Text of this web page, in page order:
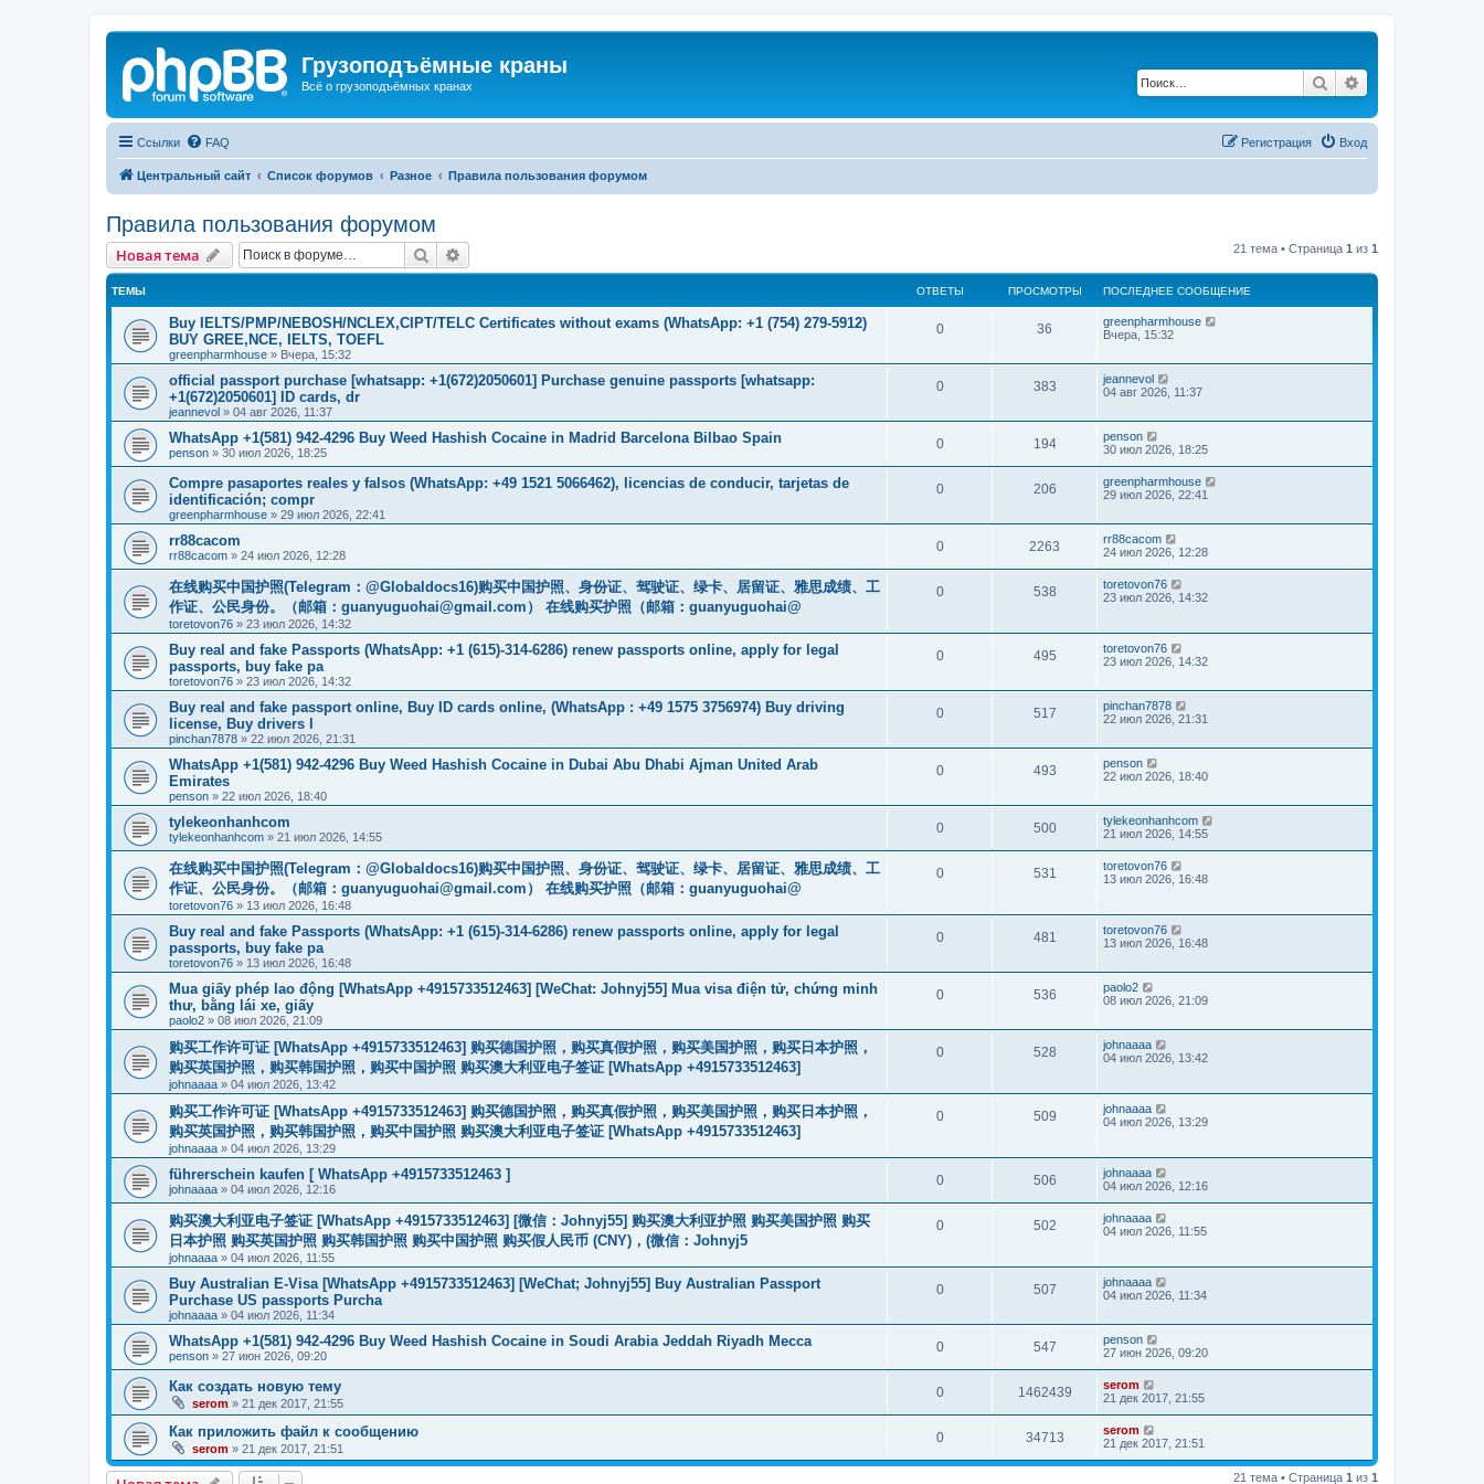
Грузоподъёмные краны
Всё о грузоподъёмных кранах Поиск
Ссылки FAQ Вход
Регистрация
Центральный сайт Список форумов Разное Правила пользования форумом
Правила пользования форумом
Новая тема Поиск 21 тема • Страница 1 из 1
ТЕМЫ ОТВЕТЫ ПРОСМОТРЫ ПОСЛЕДНЕЕ СООБЩЕНИЕ
Buy IELTS/PMP/NEBOSH/NCLEX,CIPT/TELC Certificates without exams (WhatsApp: +1 (754) 279-5912)
BUY GREE,NCE, IELTS, TOEFL
greenpharmhouse » Вчера, 15:32
0 36
greenpharmhouse
Вчера, 15:32
official passport purchase [whatsapp: +1(672)2050601] Purchase genuine passports [whatsapp:
+1(672)2050601] ID cards, dr
jeannevol » 04 авг 2026, 11:37
0 383
jeannevol
04 авг 2026, 11:37
WhatsApp +1(581) 942-4296 Buy Weed Hashish Cocaine in Madrid Barcelona Bilbao Spain
penson » 30 июл 2026, 18:25
0 194
penson
30 июл 2026, 18:25
Compre pasaportes reales y falsos (WhatsApp: +49 1521 5066462), licencias de conducir, tarjetas de
identificación; compr
greenpharmhouse » 29 июл 2026, 22:41
0 206
greenpharmhouse
29 июл 2026, 22:41
rr88cacom
rr88cacom » 24 июл 2026, 12:28
0 2263
rr88cacom
24 июл 2026, 12:28
在线购买中国护照(Telegram：@Globaldocs16)购买中国护照、身份证、驾驶证、绿卡、居留证、雅思成绩、工
作证、公民身份。（邮箱： guanyuguohai@gmail.com ） 在线购买护照（邮箱：guanyuguohai@
toretovon76 » 23 июл 2026, 14:32
0 538
toretovon76
23 июл 2026, 14:32
Buy real and fake Passports (WhatsApp: +1 (615)-314-6286) renew passports online, apply for legal
passports, buy fake pa
toretovon76 » 23 июл 2026, 14:32
0 495
toretovon76
23 июл 2026, 14:32
Buy real and fake passport online, Buy ID cards online, (WhatsApp : +49 1575 3756974) Buy driving
license, Buy drivers l
pinchan7878 » 22 июл 2026, 21:31
0 517
pinchan7878
22 июл 2026, 21:31
WhatsApp +1(581) 942-4296 Buy Weed Hashish Cocaine in Dubai Abu Dhabi Ajman United Arab
Emirates
penson » 22 июл 2026, 18:40
0 493
penson
22 июл 2026, 18:40
tylekeonhanhcom
tylekeonhanhcom » 21 июл 2026, 14:55
0 500
tylekeonhanhcom
21 июл 2026, 14:55
在线购买中国护照(Telegram：@Globaldocs16)购买中国护照、身份证、驾驶证、绿卡、居留证、雅思成绩、工
作证、公民身份。（邮箱： guanyuguohai@gmail.com ） 在线购买护照（邮箱：guanyuguohai@
toretovon76 » 13 июл 2026, 16:48
0 531
toretovon76
13 июл 2026, 16:48
Buy real and fake Passports (WhatsApp: +1 (615)-314-6286) renew passports online, apply for legal
passports, buy fake pa
toretovon76 » 13 июл 2026, 16:48
0 481
toretovon76
13 июл 2026, 16:48
Mua giấy phép lao động [WhatsApp +4915733512463] [WeChat: Johnyj55] Mua visa điện tử, chứng minh
thư, bằng lái xe, giấy
paolo2 » 08 июл 2026, 21:09
0 536
paolo2
08 июл 2026, 21:09
购买工作许可证 [WhatsApp +4915733512463] 购买德国护照，购买真假护照，购买美国护照，购买日本护照，
购买英国护照，购买韩国护照，购买中国护照 购买澳大利亚电子签证 [WhatsApp +4915733512463]
johnaaaa » 04 июл 2026, 13:42
0 528
johnaaaa
04 июл 2026, 13:42
购买工作许可证 [WhatsApp +4915733512463] 购买德国护照，购买真假护照，购买美国护照，购买日本护照，
购买英国护照，购买韩国护照，购买中国护照 购买澳大利亚电子签证 [WhatsApp +4915733512463]
johnaaaa » 04 июл 2026, 13:29
0 509
johnaaaa
04 июл 2026, 13:29
führerschein kaufen [ WhatsApp +4915733512463 ]
johnaaaa » 04 июл 2026, 12:16
0 506
johnaaaa
04 июл 2026, 12:16
购买澳大利亚电子签证 [WhatsApp +4915733512463] [微信：Johnyj55] 购买澳大利亚护照 购买美国护照 购买
日本护照 购买英国护照 购买韩国护照 购买中国护照 购买假人民币 (CNY)，(微信：Johnyj5
johnaaaa » 04 июл 2026, 11:55
0 502
johnaaaa
04 июл 2026, 11:55
Buy Australian E-Visa [WhatsApp +4915733512463] [WeChat; Johnyj55] Buy Australian Passport
Purchase US passports Purcha
johnaaaa » 04 июл 2026, 11:34
0 507
johnaaaa
04 июл 2026, 11:34
WhatsApp +1(581) 942-4296 Buy Weed Hashish Cocaine in Soudi Arabia Jeddah Riyadh Mecca
penson » 27 июн 2026, 09:20
0 547
penson
27 июн 2026, 09:20
Как создать новую тему
serom » 21 дек 2017, 21:55
0 1462439
serom
21 дек 2017, 21:55
Как приложить файл к сообщению
serom » 21 дек 2017, 21:51
0 34713
serom
21 дек 2017, 21:51
21 тема • Страница 1 из 1